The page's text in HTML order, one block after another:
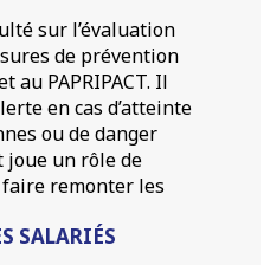
sur l’évaluation
de prévention
au PAPRIPACT. Il
en cas d’atteinte
ou de danger
joue un rôle de
remonter les
SALARIÉS